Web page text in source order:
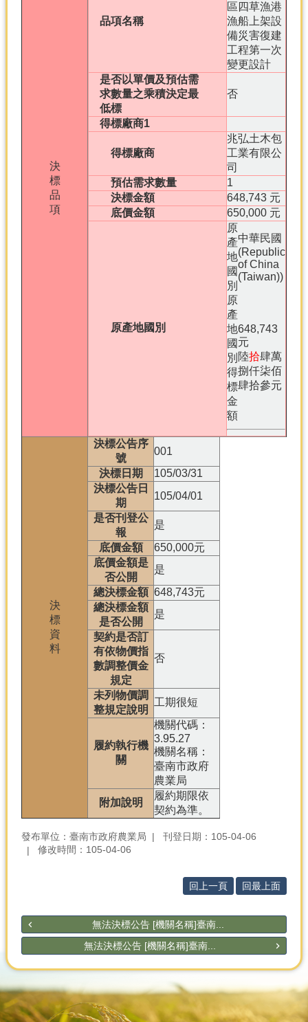
決
標
品
項
品項名稱
區四草漁港
漁船上架設
備災害復建
工程第一次
變更設計
是否以單價及預估需
求數量之乘積決定最
低標
否
得標廠商1
得標廠商
兆弘土木包
工業有限公
司
預估需求數量
1
決標金額
648,743 元
底價金額
650,000 元
原產地國別
原
產
地
國
別
中華民國
(Republic
of China
(Taiwan))
原
產
地
國
別
得
標
金
額
648,743
元
陸拾肆萬
捌仟柒佰
肆拾參元
決
標
資
料
決標公告序
號
001
決標日期
105/03/31
決標公告日
期
105/04/01
是否刊登公
報
是
底價金額
650,000元
底價金額是
否公開
是
總決標金額 648,743元
總決標金額
是否公開
是
契約是否訂
有依物價指
數調整價金
規定
否
未列物價調
整規定說明
工期很短
履約執行機
關
機關代碼：
3.95.27
機關名稱：
臺南市政府
農業局
附加說明
履約期限依
契約為準。
發布單位：臺南市政府農業局
刊登日期：105-04-06
修改時間：105-04-06
回上一頁 回最上面
無法決標公告 [機關名稱]臺南...
無法決標公告 [機關名稱]臺南...